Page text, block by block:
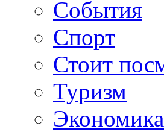
События
Спорт
Стоит
Туризм
Экономика